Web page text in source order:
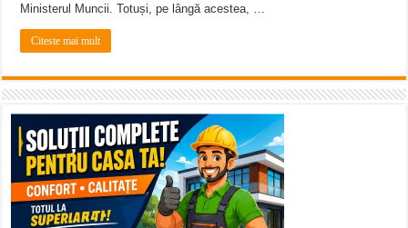
Ministerul Muncii. Totuși, pe lângă acestea, …
Citeste mai mult